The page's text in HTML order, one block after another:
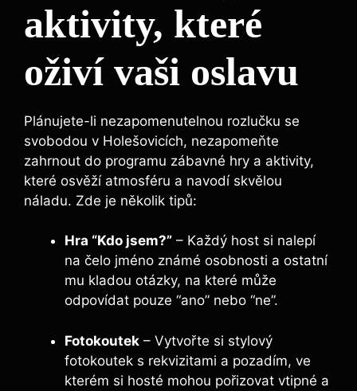
aktivity, které
oživí vaši oslavu
Plánujete-li nezapomenutelnou rozlučku se
svobodou v Holešovicích, nezapomeňte
zahrnout do programu zábavné hry a aktivity,
které osvěží atmosféru a navodí skvělou
náladu. Zde je několik tipů:
Hra “Kdo jsem?” – Každý host si nalepí
na čelo jméno známé osobnosti a ostatní
mu kladou otázky, na které může
odpovídat pouze “ano” nebo “ne”.
Fotokoutek – Vytvořte si stylový
fotokoutek s rekvizitami a pozadím, ve
kterém si hosté mohou pořizovat vtipné a